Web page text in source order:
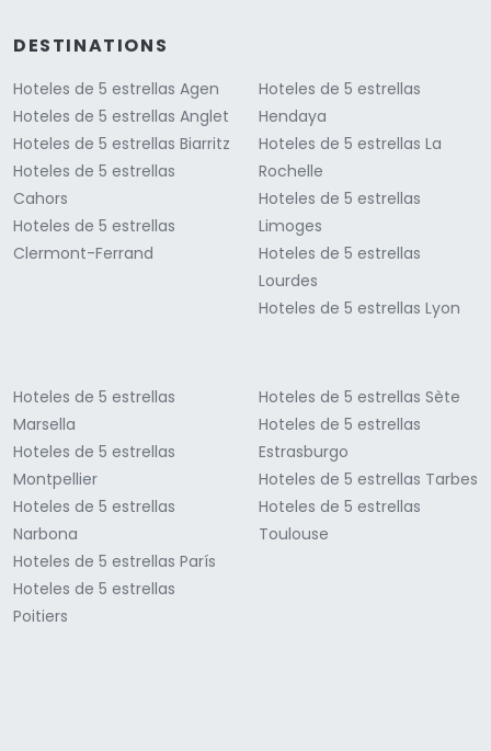
DESTINATIONS
Hoteles de 5 estrellas Agen
Hoteles de 5 estrellas Anglet
Hoteles de 5 estrellas Biarritz
Hoteles de 5 estrellas
Cahors
Hoteles de 5 estrellas
Clermont-Ferrand
Hoteles de 5 estrellas
Hendaya
Hoteles de 5 estrellas La
Rochelle
Hoteles de 5 estrellas
Limoges
Hoteles de 5 estrellas
Lourdes
Hoteles de 5 estrellas Lyon
Hoteles de 5 estrellas
Marsella
Hoteles de 5 estrellas
Montpellier
Hoteles de 5 estrellas
Narbona
Hoteles de 5 estrellas París
Hoteles de 5 estrellas
Poitiers
Hoteles de 5 estrellas Sète
Hoteles de 5 estrellas
Estrasburgo
Hoteles de 5 estrellas Tarbes
Hoteles de 5 estrellas
Toulouse